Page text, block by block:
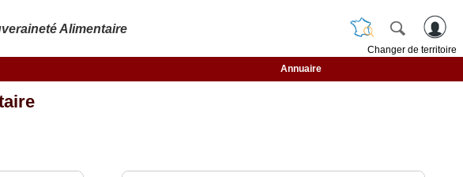
Alimentaire
Changer de territoire
Annuaire